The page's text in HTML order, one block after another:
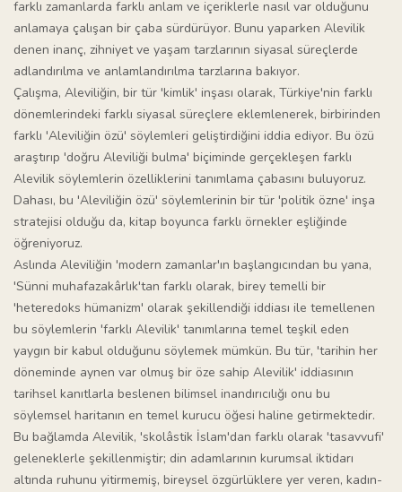
farklı zamanlarda farklı anlam ve içeriklerle nasıl var olduğunu
anlamaya çalışan bir çaba sürdürüyor. Bunu yaparken Alevilik
denen inanç, zihniyet ve yaşam tarzlarının siyasal süreçlerde
adlandırılma ve anlamlandırılma tarzlarına bakıyor.
Çalışma, Aleviliğin, bir tür 'kimlik' inşası olarak, Türkiye'nin farklı
dönemlerindeki farklı siyasal süreçlere eklemlenerek, birbirinden
farklı 'Aleviliğin özü' söylemleri geliştirdiğini iddia ediyor. Bu özü
araştırıp 'doğru Aleviliği bulma' biçiminde gerçekleşen farklı
Alevilik söylemlerin özelliklerini tanımlama çabasını buluyoruz.
Dahası, bu 'Aleviliğin özü' söylemlerinin bir tür 'politik özne' inşa
stratejisi olduğu da, kitap boyunca farklı örnekler eşliğinde
öğreniyoruz.
Aslında Aleviliğin 'modern zamanlar'ın başlangıcından bu yana,
'Sünni muhafazakârlık'tan farklı olarak, birey temelli bir
'heteredoks hümanizm' olarak şekillendiği iddiası ile temellenen
bu söylemlerin 'farklı Alevilik' tanımlarına temel teşkil eden
yaygın bir kabul olduğunu söylemek mümkün. Bu tür, 'tarihin her
döneminde aynen var olmuş bir öze sahip Alevilik' iddiasının
tarihsel kanıtlarla beslenen bilimsel inandırıcılığı onu bu
söylemsel haritanın en temel kurucu öğesi haline getirmektedir.
Bu bağlamda Alevilik, 'skolâstik İslam'dan farklı olarak 'tasavvufi'
geleneklerle şekillenmiştir; din adamlarının kurumsal iktidarı
altında ruhunu yitirmemiş, bireysel özgürlüklere yer veren, kadın-